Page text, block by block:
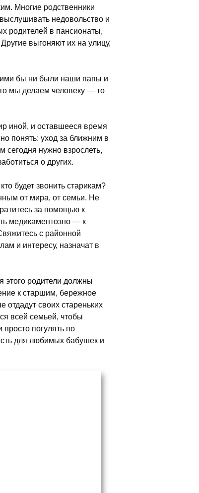
Многие родственники
недовольство и
родителей в пансионаты,
выгоняют их на улицу,
бы ни были наши папы и
мы делаем человеку — то
иной, и оставшееся время
понять: уход за ближним в
нужно взрослеть,
о других.
будет звонить старикам?
от мира, от семьи. Не
за помощью к
медикаментозно — к
с районной
и интересу, назначат в
этого родители должны
к старшим, бережное
отдадут своих стареньких
всей семьей, чтобы
просто погулять по
для любимых бабушек и